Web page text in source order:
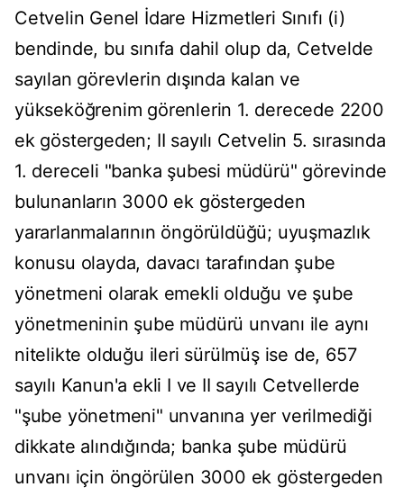
Cetvelin Genel İdare Hizmetleri Sınıfı (i)
bendinde, bu sınıfa dahil olup da, Cetvelde
sayılan görevlerin dışında kalan ve
yükseköğrenim görenlerin 1. derecede 2200
ek göstergeden; II sayılı Cetvelin 5. sırasında
1. dereceli "banka şubesi müdürü" görevinde
bulunanların 3000 ek göstergeden
yararlanmalarının öngörüldüğü; uyuşmazlık
konusu olayda, davacı tarafından şube
yönetmeni olarak emekli olduğu ve şube
yönetmeninin şube müdürü unvanı ile aynı
nitelikte olduğu ileri sürülmüş ise de, 657
sayılı Kanun'a ekli I ve II sayılı Cetvellerde
"şube yönetmeni" unvanına yer verilmediği
dikkate alındığında; banka şube müdürü
unvanı için öngörülen 3000 ek göstergeden